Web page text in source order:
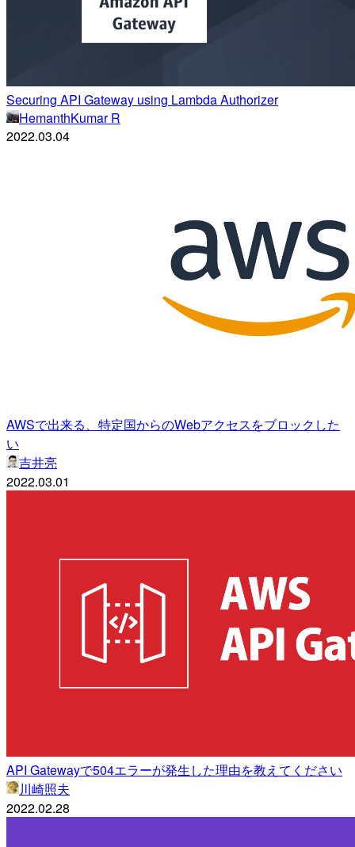
Securing API Gateway using Lambda Authorizer
HemanthKumar R
2022.03.04
AWSで出来る、特定国からのWebアクセスをブロックした
い
吉井亮
2022.03.01
API Gatewayで504エラーが発生した理由を教えてください
川崎照夫
2022.02.28